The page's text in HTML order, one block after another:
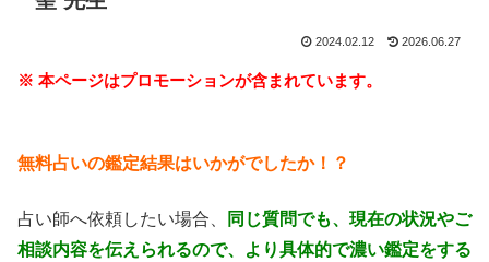
2024.02.12 2026.06.27
※ 本ページはプロモーションが含まれています。
無料占いの鑑定結果はいかがでしたか！？
占い師へ依頼したい場合、
同じ質問でも、現在の状況やご
相談内容を伝えられるので、より具体的で濃い鑑定をする